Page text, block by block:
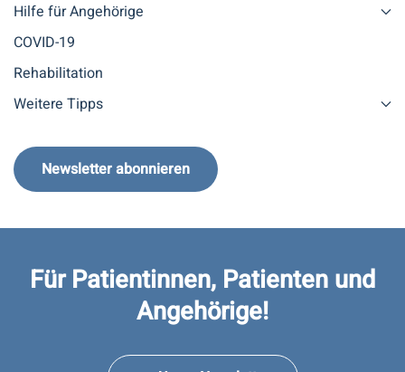
Hilfe für Angehörige
COVID-19
Rehabilitation
Weitere Tipps
Newsletter abonnieren
Für Patientinnen, Patienten und
Angehörige!